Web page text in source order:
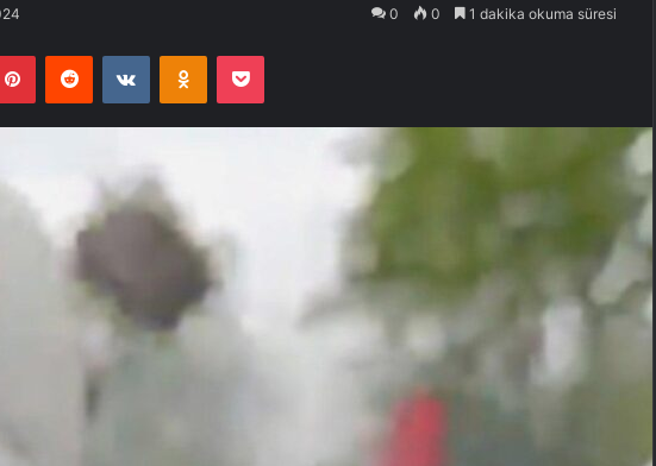
0 0 1 dakika okuma süresi
PinterestReddit VKontakteOdnoklassniki
Pocket